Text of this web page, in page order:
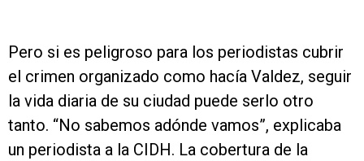
Pero si es peligroso para los periodistas cubrir
el crimen organizado como hacía Valdez, seguir
la vida diaria de su ciudad puede serlo otro
tanto. “No sabemos adónde vamos”, explicaba
un periodista a la CIDH. La cobertura de la